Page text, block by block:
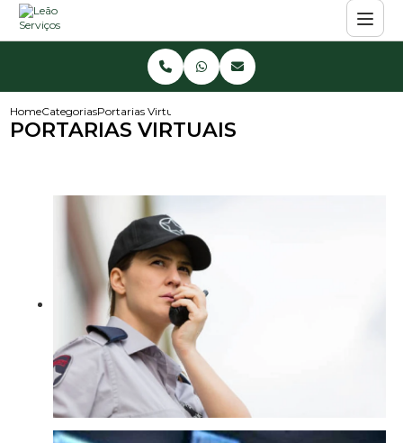
HomeCategoriasPortarias Virtuais
PORTARIAS VIRTUAIS